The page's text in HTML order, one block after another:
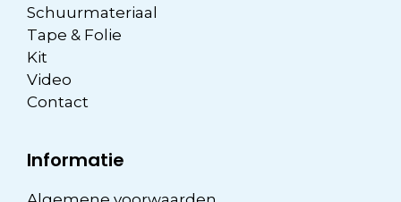
Schuurmateriaal
Tape & Folie
Kit
Video
Contact
Informatie